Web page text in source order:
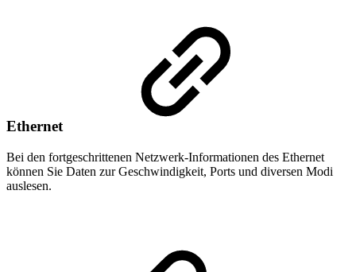
Ethernet
Bei den fortgeschrittenen Netzwerk-Informationen des Ethernet
können Sie Daten zur Geschwindigkeit, Ports und diversen Modi
auslesen.